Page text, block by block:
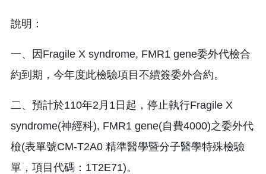
說明：
一、因Fragile X syndrome, FMR1 gene委外代檢合
約到期，今年度此檢驗項目不續簽委外合約。
二、預計於110年2月1日起，停止執行Fragile X
syndrome(神經科), FMR1 gene(自費4000)之委外代
檢(表單號CM-T2A0 精準醫學暨分子醫學特殊檢驗
單，項目代碼：1T2E71)。